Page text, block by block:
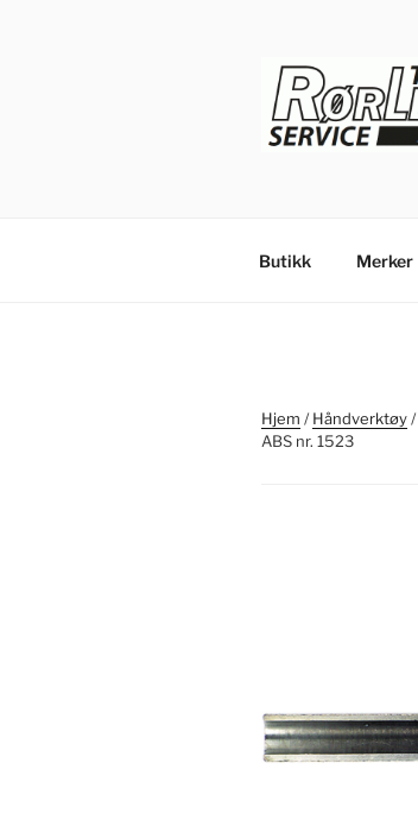
Butikk Merker
Hjem /Håndverktøy/
ABS nr. 1523